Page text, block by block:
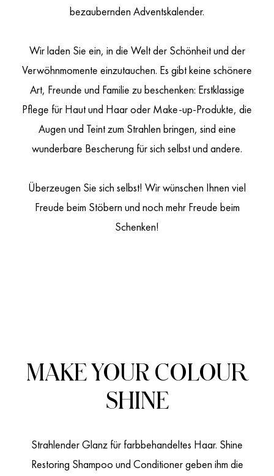
bezaubernden Adventskalender.
Wir laden Sie ein, in die Welt der Schönheit und der
Verwöhnmomente einzutauchen. Es gibt keine schönere
Art, Freunde und Familie zu beschenken: Erstklassige
Pflege für Haut und Haar oder Make-up-Produkte, die
Augen und Teint zum Strahlen bringen, sind eine
wunderbare Bescherung für sich selbst und andere.
Überzeugen Sie sich selbst! Wir wünschen Ihnen viel
Freude beim Stöbern und noch mehr Freude beim
Schenken!
MAKE YOUR COLOUR
SHINE
Strahlender Glanz für farbbehandeltes Haar. Shine
Restoring Shampoo und Conditioner geben ihm die